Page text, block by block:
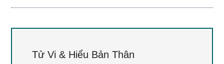
Tử Vi & Hiểu Bản Thân